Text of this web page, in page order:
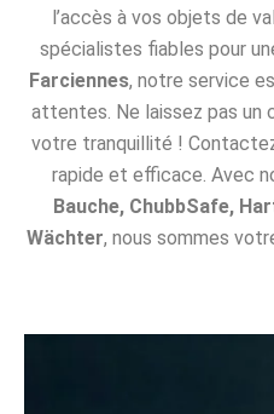
l’accès à vos objets de
spécialistes fiables pour
Farciennes, notre service
attentes. Ne laissez pas
votre tranquillité !
rapide et efficace. Avec
Bauche, ChubbSafe,
Wächter, nous sommes